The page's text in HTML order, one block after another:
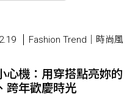
Fashion Trend｜時尚風
心機：用穿搭點亮妳的
跨年歡慶時光